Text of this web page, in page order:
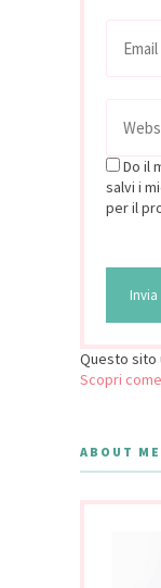
Do il
salvi i
per il
Questo sito
Scopri
ABOUT ME